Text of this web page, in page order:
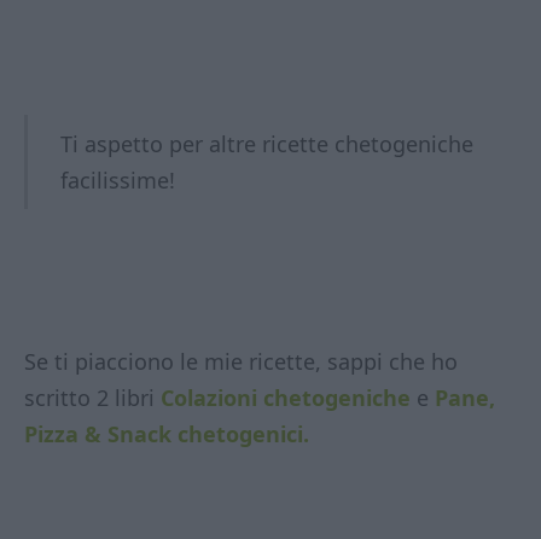
Ti aspetto per altre ricette chetogeniche
facilissime!
Se ti piacciono le mie ricette, sappi che ho
scritto 2 libri Colazioni chetogeniche e Pane,
Pizza & Snack chetogenici.